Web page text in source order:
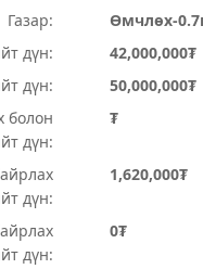
Газар:
Өмчлөх-
дүн:
42,000,000₮
дүн:
50,000,000₮
болон
дүн:
₮
дүн:
1,620,000₮
дүн:
0₮